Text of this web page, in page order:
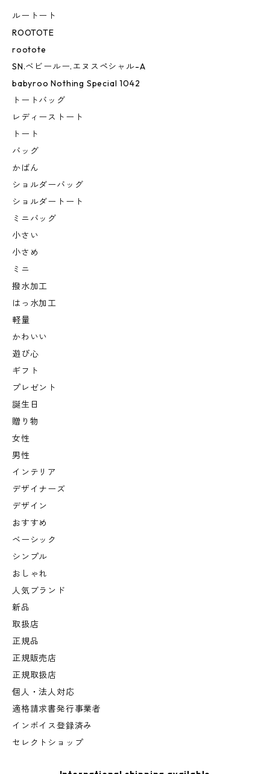
ルートート
ROOTOTE
rootote
SN.ベビールー.エヌスペシャル-A
babyroo Nothing Special 1042
トートバッグ
レディーストート
トート
バッグ
かばん
ショルダーバッグ
ショルダートート
ミニバッグ
小さい
小さめ
ミニ
撥水加工
はっ水加工
軽量
かわいい
遊び心
ギフト
プレゼント
誕生日
贈り物
女性
男性
インテリア
デザイナーズ
デザイン
おすすめ
ベーシック
シンプル
おしゃれ
人気ブランド
新品
取扱店
正規品
正規販売店
正規取扱店
個人・法人対応
適格請求書発行事業者
インボイス登録済み
セレクトショップ